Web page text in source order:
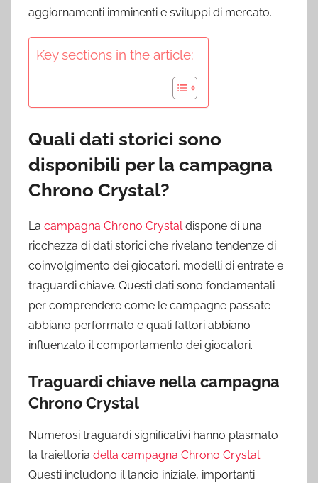
aggiornamenti imminenti e sviluppi di mercato.
Key sections in the article:
Quali dati storici sono
disponibili per la campagna
Chrono Crystal?
La campagna Chrono Crystaldispone di una
ricchezza di dati storici che rivelano tendenze di
coinvolgimento dei giocatori, modelli di entrate e
traguardi chiave. Questi dati sono fondamentali
per comprendere come le campagne passate
abbiano performato e quali fattori abbiano
influenzato il comportamento dei giocatori.
Traguardi chiave nella campagna
Chrono Crystal
Numerosi traguardi significativi hanno plasmato
la traiettoria della campagna Chrono Crystal.
Questi includono il lancio iniziale, importanti